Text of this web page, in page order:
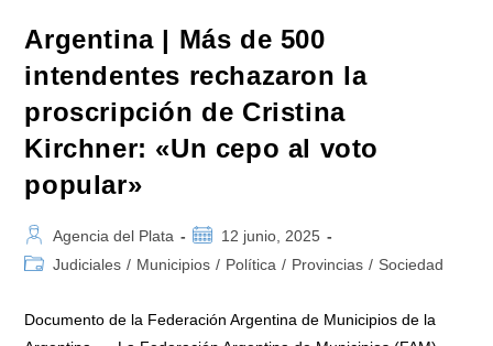
Argentina | Más de 500
intendentes rechazaron la
proscripción de Cristina
Kirchner: «Un cepo al voto
popular»
Autor
de
Agencia del Plata
Publicación
de
12 junio, 2025
Categoría
Judiciales / Municipios / Política / Provincias / Sociedad
Documento de la Federación Argentina de Municipios de la